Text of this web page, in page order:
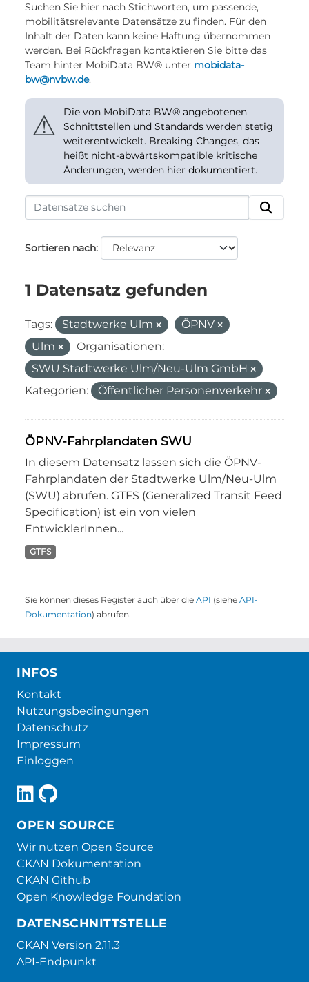
Suchen Sie hier nach Stichworten, um passende,
mobilitätsrelevante Datensätze zu finden. Für den
Inhalt der Daten kann keine Haftung übernommen
werden. Bei Rückfragen kontaktieren Sie bitte das
Team hinter MobiData BW® unter mobidata-
bw@nvbw.de.
⚠
Die von MobiData BW® angebotenen
Schnittstellen und Standards werden stetig
weiterentwickelt. Breaking Changes, das
heißt nicht-abwärtskompatible kritische
Änderungen, werden hier dokumentiert.
Sortieren nach
1 Datensatz gefunden
Tags: Stadtwerke Ulm
ÖPNV
Ulm
Organisationen:
SWU Stadtwerke Ulm/Neu-Ulm GmbH
Kategorien:
Öffentlicher Personenverkehr
ÖPNV-Fahrplandaten SWU
In diesem Datensatz lassen sich die ÖPNV-
Fahrplandaten der Stadtwerke Ulm/Neu-Ulm
(SWU) abrufen. GTFS (Generalized Transit Feed
Specification) ist ein von vielen
EntwicklerInnen...
GTFS
Sie können dieses Register auch über die API (siehe API-
Dokumentation) abrufen.
INFOS
Kontakt
Nutzungsbedingungen
Datenschutz
Impressum
Einloggen
OPEN SOURCE
Wir nutzen Open Source
CKAN Dokumentation
CKAN Github
Open Knowledge Foundation
DATENSCHNITTSTELLE
CKAN Version 2.11.3
API-Endpunkt